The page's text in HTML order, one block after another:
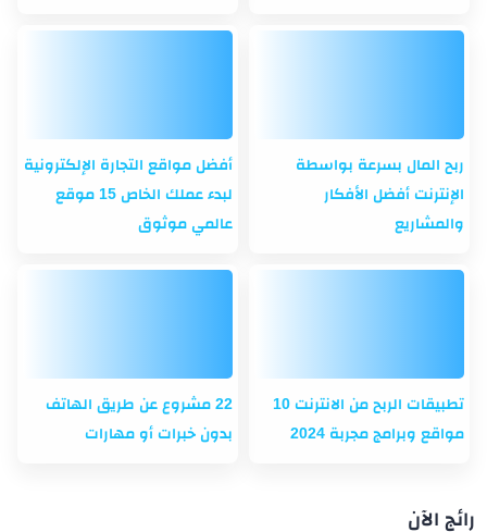
ربح المال بسرعة بواسطة
الإنترنت أفضل الأفكار
والمشاريع
أفضل مواقع التجارة الإلكترونية
لبدء عملك الخاص 15 موقع
عالمي موثوق
تطبيقات الربح من الانترنت 10
مواقع وبرامج مجربة 2024
22 مشروع عن طريق الهاتف
بدون خبرات أو مهارات
رائج الآن